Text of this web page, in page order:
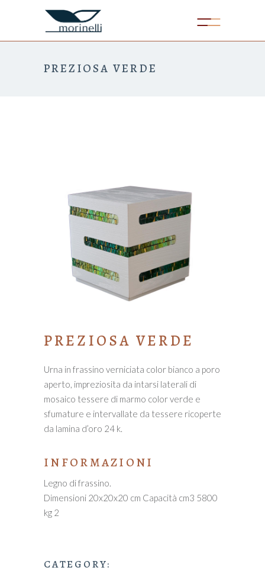
PREZIOSA VERDE
PREZIOSA VERDE
Urna in frassino verniciata color bianco a poro
aperto, impreziosita da intarsi laterali di
mosaico tessere di marmo color verde e
sfumature e intervallate da tessere ricoperte
da lamina d’oro 24 k.
INFORMAZIONI
Legno di frassino.
Dimensioni 20x20x20 cm Capacità cm3 5800
kg 2
CATEGORY: